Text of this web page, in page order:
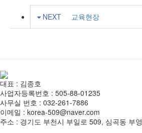
NEXT 교육현장
대표 : 김종호
사업자등록번호 : 505-88-01235
사무실 번호 : 032-261-7886
이메일 : korea-509@naver.com
주소 : 경기도 부천시 부일로 509, 심곡동 부